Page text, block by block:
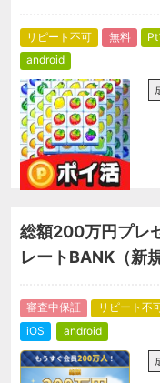
リピート不可 無料
android
総額200万円プレ
レートBANK（新
審査中保証 リピート不
iOS
android